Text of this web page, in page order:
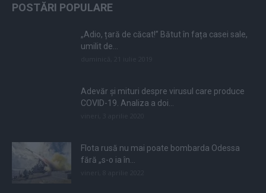
POSTĂRI POPULARE
„Adio, țară de căcat!” Bătut în fața casei sale,
umilit de...
Adevăr și mituri despre virusul care produce
COVID-19. Analiza a doi...
Flota rusă nu mai poate bombarda Odessa
fără „s-o ia în...